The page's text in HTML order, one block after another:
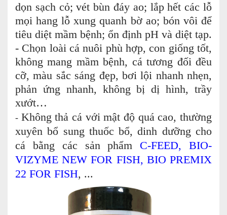
dọn sạch cỏ; vét bùn đáy ao; lắp hết các lỗ
mọi hang lỗ xung quanh bờ ao; bón vôi để
tiêu diệt mầm bệnh; ổn định pH và diệt tạp.
- Chọn loài cá nuôi phù hợp, con giống tốt,
không mang mầm bệnh, cá tương đối đều
cỡ, màu sắc sáng đẹp, bơi lội nhanh nhẹn,
phản ứng nhanh, không bị dị hình, trầy
xướt…
- Không thả cá với mật độ quá cao, thường
xuyên bổ sung thuốc bổ, dinh dưỡng cho
cá bằng các sản phẩm C-FEED, BIO-
VIZYME NEW FOR FISH, BIO PREMIX
22 FOR FISH, ...